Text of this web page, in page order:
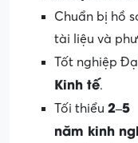
Chuẩn bị hồ
tài liệu và
Tốt nghiệp
Kinh tế.
Tối thiểu 2–5
năm kinh